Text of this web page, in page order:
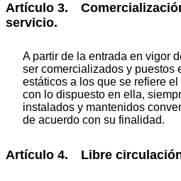
Artículo 3.
servicio.
A partir de la entrada en vigor
ser comercializados y puestos
estáticos a los que se refiere
con lo dispuesto en ella,
instalados y mantenidos
de acuerdo con su finalidad.
Artículo 4. Libre